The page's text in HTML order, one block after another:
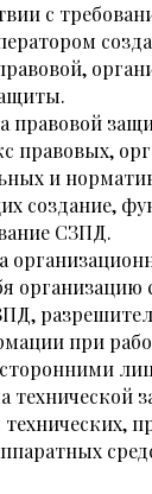
с
правовой
правовых,
и
создание,
СЗПД.
организацию
при
технической
технических,